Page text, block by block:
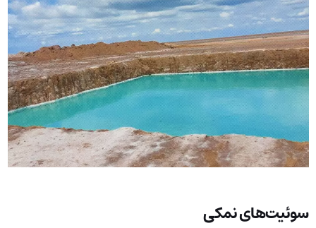
سوئیت‌های نمکی